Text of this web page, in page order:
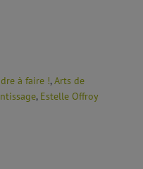
à faire !,Arts de
, Estelle Offroy